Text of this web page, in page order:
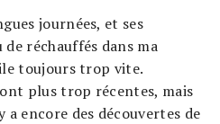
journées, et ses
réchauffés dans ma
toujours trop vite.
plus trop récentes, mais
a encore des découvertes de